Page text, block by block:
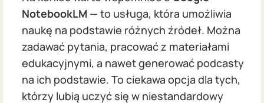
NotebookLM — to usługa, która umożliwia
naukę na podstawie różnych źródeł. Można
zadawać pytania, pracować z materiałami
edukacyjnymi, a nawet generować podcasty
na ich podstawie. To ciekawa opcja dla tych,
którzy lubią uczyć się w niestandardowy